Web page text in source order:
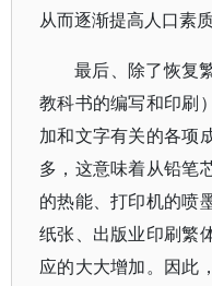
从而逐渐提高人口素
最后、除了恢复
教科书的编写和印刷
加和文字有关的各项
多，这意味着从铅笔
的热能、打印机的喷
纸张、出版业印刷繁
应的大大增加。因此